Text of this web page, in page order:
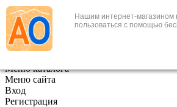
Нашим интернет-магазином
пользоваться с помощью
+7 (495) 646-888-1
В корзине 0
Меню каталога
Меню сайта
Вход
Регистрация